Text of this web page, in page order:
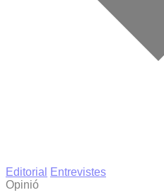
Editorial
Entrevistes
Opinió